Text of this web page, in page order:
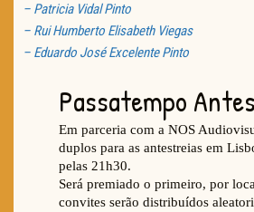
– Patricia Vidal Pinto
– Rui Humberto Elisabeth Viegas
– Eduardo José Excelente Pinto